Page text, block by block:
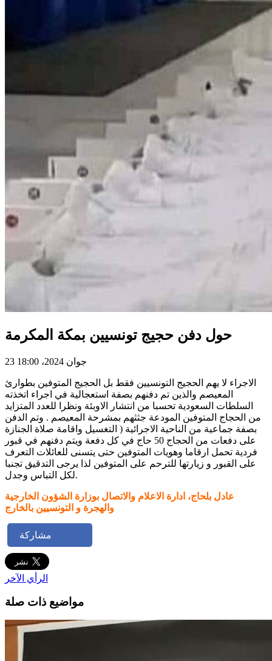
حول دفن حجيج تونسيين بمكة المكرمة
23 جوان 2024، 18:00
الاجراء لا يهم الحجيج التونسيين فقط بل الحجيج المتوفين بطوارئ
المعيصم والذين تم دفنهم بصفة استعجالية في اجراء اتخذته
السلطات السعودية تحسبا من انتشار الاوبئة ونظرا للعدد المتزايد
من الحجاج المتوفين المودعة جثثهم بمشرحة المعيصم . وتم الدفن
بصفة جماعية من الناحية الاجرائية ( التغسيل واقامة صلاة الجنازة
على دفعات من الحجاج 50 حاج في كل دفعة ويتم دفنهم في قبور
فردية تحمل ارقاما وهويات المتوفين حتى يتسنى للعائلات التعرف
على القبور و زيارتها للترحم على المتوفين لذا يرجى التدقيق تجنبا
لكل التباس وجدل.
عادل بلحاج، ادارة الاعلام والاتصال بوزارة الشؤون الخارجية
والهجرة و التونسيين بالخارج
مشاركة
الرأي الآخر
مواضيع ذات صلة